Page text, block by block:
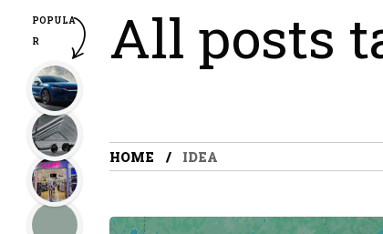
All posts
HOME IDEA
POPULA
R